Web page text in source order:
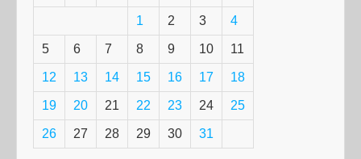
1 2 3 4
5 6 7 8 9 10 11
12 13 14 15 16 17 18
19 20 21 22 23 24 25
26 27 28 29 30 31